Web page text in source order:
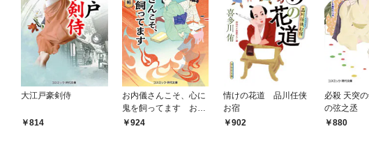
大江戸豪剣侍
814
お内儀さんこそ、心に
鬼を飼ってます おけ
いの戯作手帖
924
情けの花道 品川任侠
お宿
902
必殺 天突
の弦之丞
880